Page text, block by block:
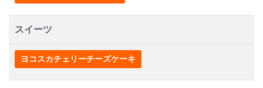
スイーツ
ヨコスカチェリーチーズケーキ